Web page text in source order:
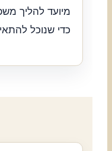
מיועד להליך
כדי שנוכל